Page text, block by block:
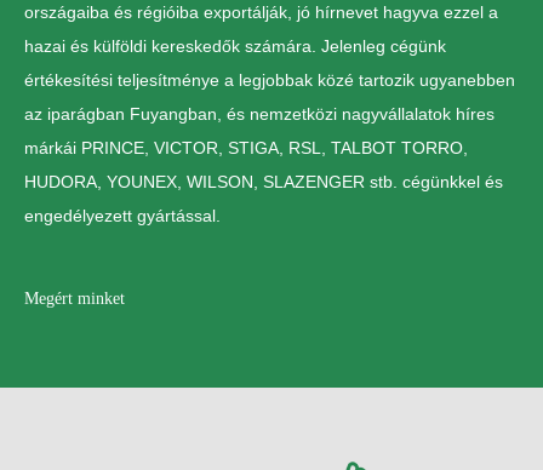
országaiba és régióiba exportálják, jó hírnevet hagyva ezzel a
hazai és külföldi kereskedők számára. Jelenleg cégünk
értékesítési teljesítménye a legjobbak közé tartozik ugyanebben
az iparágban Fuyangban, és nemzetközi nagyvállalatok híres
márkái PRINCE, VICTOR, STIGA, RSL, TALBOT TORRO,
HUDORA, YOUNEX, WILSON, SLAZENGER stb. cégünkkel és
engedélyezett gyártással.
Megért minket